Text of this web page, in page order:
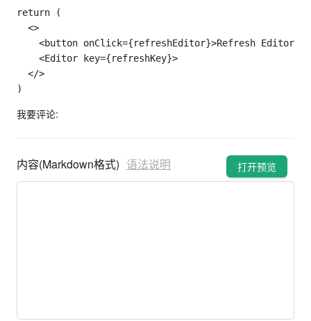
return
(
<>
<button onClick={refreshEditor}>Refresh Editor
<Editor key={refreshKey}>
</>
)
我要评论:
内容(Markdown格式) 语法说明 打开预览